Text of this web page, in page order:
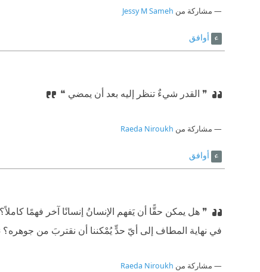
مشاركة من Jessy M Sameh
أوافق
❞ القدر شيءٌ تنظر إليه بعد أن يمضي ❝
مشاركة من Raeda Niroukh
أوافق
❞ هل يمكن حقًّا أن يَفهم الإنسانُ إنسانًا آخر فهمًا كاملاً؟
في نهاية المطاف إلى أيّ حدٍّ يُمْكننا أن نقتربَ من جوهره؟
مشاركة من Raeda Niroukh